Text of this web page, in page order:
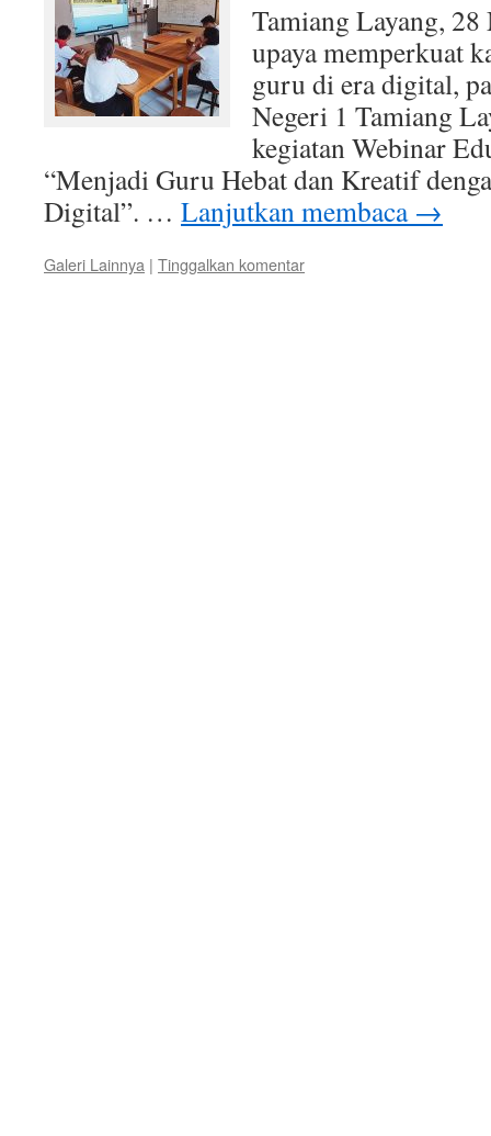
Tamiang Layang,
upaya memperkuat
guru di era digital,
Negeri 1 Tamiang
kegiatan Webinar
“Menjadi Guru Hebat dan Kreatif
Digital”. … Lanjutkan membaca →
Galeri Lainnya | Tinggalkan komentar